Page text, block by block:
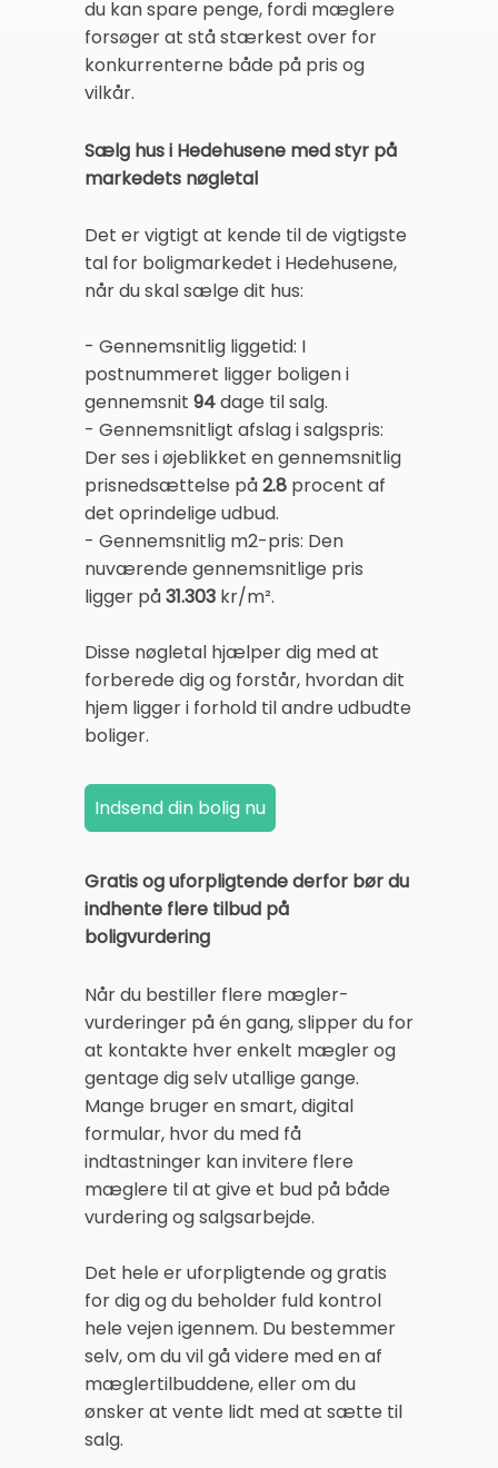
du kan spare penge, fordi mæglere
forsøger at stå stærkest over for
konkurrenterne både på pris og
vilkår.
Sælg hus i Hedehusene med styr på
markedets nøgletal
Det er vigtigt at kende til de vigtigste
tal for boligmarkedet i Hedehusene,
når du skal sælge dit hus:
- Gennemsnitlig liggetid: I
postnummeret ligger boligen i
gennemsnit 94dage til salg.
- Gennemsnitligt afslag i salgspris:
Der ses i øjeblikket en gennemsnitlig
prisnedsættelse på2.8 procent af
det oprindelige udbud.
- Gennemsnitlig m2-pris: Den
nuværende gennemsnitlige pris
ligger på31.303 kr/m².
Disse nøgletal hjælper dig med at
forberede dig og forstår, hvordan dit
hjem ligger i forhold til andre udbudte
boliger.
Gratis og uforpligtende derfor bør du
indhente flere tilbud på
boligvurdering
Når du bestiller flere mægler-
vurderinger på én gang, slipper du for
at kontakte hver enkelt mægler og
gentage dig selv utallige gange.
Mange bruger en smart, digital
formular, hvor du med få
indtastninger kan invitere flere
mæglere til at give et bud på både
vurdering og salgsarbejde.
Det hele er uforpligtende og gratis
for dig og du beholder fuld kontrol
hele vejen igennem. Du bestemmer
selv, om du vil gå videre med en af
mæglertilbuddene, eller om du
ønsker at vente lidt med at sætte til
salg.